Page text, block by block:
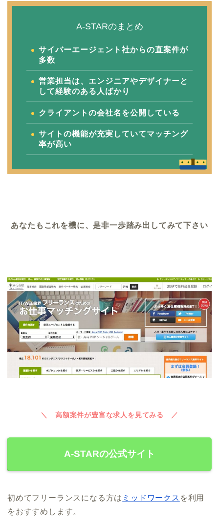
A-STARのまとめ
サイバーエージェント社からの直案件が
多数
営業担当は、エンジニアやデザイナーと
して経験のある人ばかり
クライアントの会社名を公開している
サイトの機能が充実していてマッチング
率が高い
あなたもこれを機に、是非一歩踏み出してみて下さい
＼ 高額案件が豊富な求人を見てみる ／
A-STARの公式サイト
初めてフリーランスになる方は ミッドワークス を利用
をおすすめします。